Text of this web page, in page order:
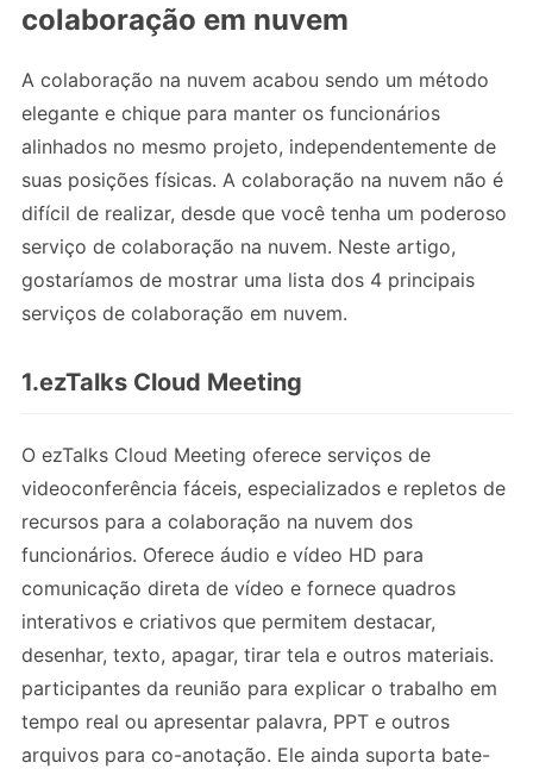
colaboração em nuvem
A colaboração na nuvem acabou sendo um método
elegante e chique para manter os funcionários
alinhados no mesmo projeto, independentemente de
suas posições físicas. A colaboração na nuvem não é
difícil de realizar, desde que você tenha um poderoso
serviço de colaboração na nuvem. Neste artigo,
gostaríamos de mostrar uma lista dos 4 principais
serviços de colaboração em nuvem.
1.ezTalks Cloud Meeting
O ezTalks Cloud Meeting oferece serviços de
videoconferência fáceis, especializados e repletos de
recursos para a colaboração na nuvem dos
funcionários. Oferece áudio e vídeo HD para
comunicação direta de vídeo e fornece quadros
interativos e criativos que permitem destacar,
desenhar, texto, apagar, tirar tela e outros materiais.
participantes da reunião para explicar o trabalho em
tempo real ou apresentar palavra, PPT e outros
arquivos para co-anotação. Ele ainda suporta bate-